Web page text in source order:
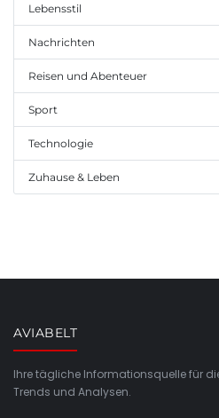
Lebensstil
Nachrichten
Reisen und Abenteuer
Sport
Technologie
Zuhause & Leben
AVIABELT
Ihre tägliche Informationsquelle für
Trends und Analysen.